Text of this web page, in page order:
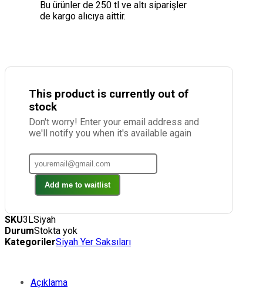
Bu ürünler de 250 tl ve altı siparişler
de kargo alıcıya aittir.
This product is currently out of
stock
Don't worry! Enter your email address and
we'll notify you when it's available again
Add me to waitlist
SKU3LSiyah
DurumStokta yok
KategorilerSiyah Yer Saksıları
Açıklama